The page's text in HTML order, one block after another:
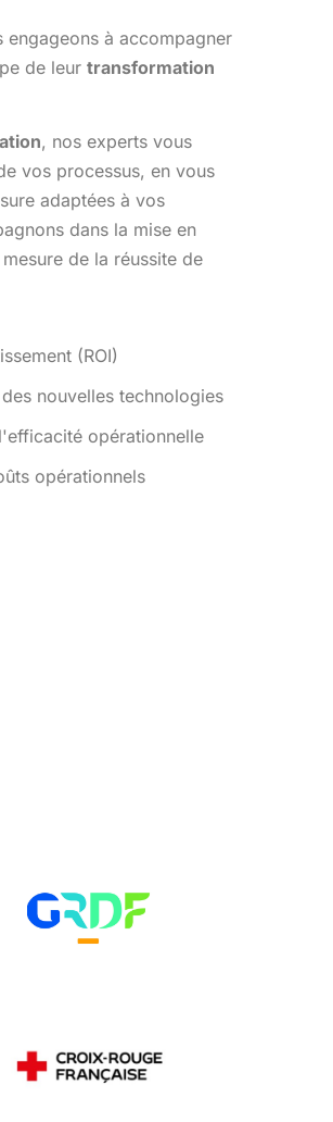
engageons à accompagner
de leur transformation
, nos experts vous
vos processus, en vous
adaptées à vos
dans la mise en
mesure de la réussite de
(ROI)
nouvelles technologies
opérationnelle
opérationnels